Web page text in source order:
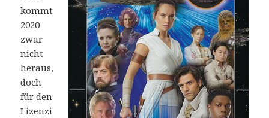
kommt
2020
zwar
nicht
heraus,
doch
für den
Lizenzi